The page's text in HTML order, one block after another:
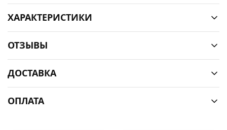
ХАРАКТЕРИСТИКИ
ОТЗЫВЫ
ДОСТАВКА
ОПЛАТА